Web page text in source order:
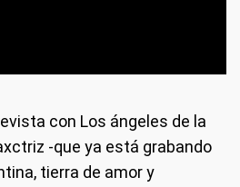
con Los ángeles de la
-que ya está grabando
tierra de amor y